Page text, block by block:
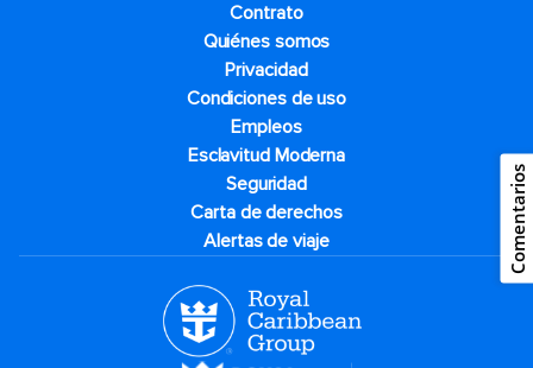
Contrato
Quiénes somos
Privacidad
Condiciones de uso
Empleos
Esclavitud Moderna
Seguridad
Carta de derechos
Alertas de viaje
Comentarios